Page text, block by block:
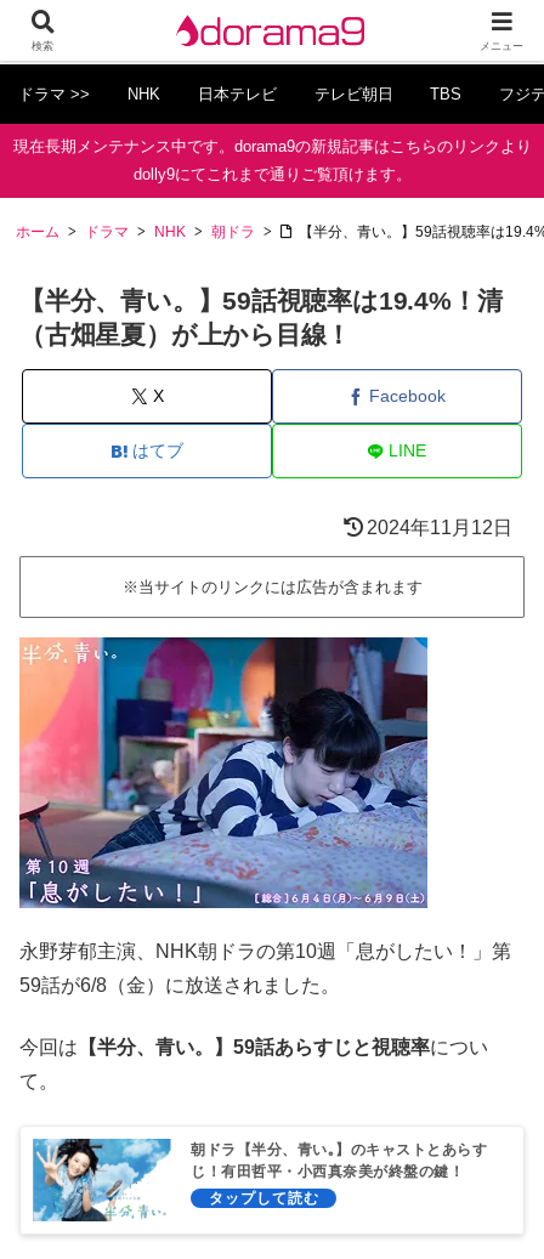
ドラマ >> NHK 日本テレビ テレビ朝日 TBS フジ
現在長期メンテナンス中です。dorama9の新規記事はこちらのリンクより
dolly9にてこれまで通りご覧頂けます。
ホーム ドラマ NHK 朝ドラ 【半分、青い。】59話視聴率は
【半分、青い。】59話視聴率は19.4%！清
（古畑星夏）が上から目線！
X Facebook
はてブ LINE
2024年11月12日
※当サイトのリンクには広告が含まれます
永野芽郁主演、NHK朝ドラの第10週「息がしたい！」第
59話が6/8（金）に放送されました。
今回は 【半分、青い。】59話あらすじと視聴率につい
て。
朝ドラ【半分、青い｡】のキャストとあらす
じ！有田哲平・小西真奈美が終盤の鍵！
検索 メニュー